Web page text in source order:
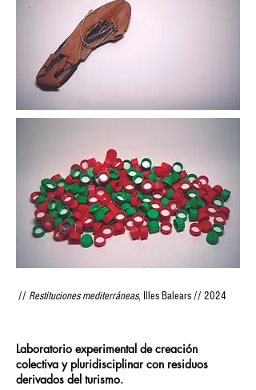
// Restituciones mediterráneas, Illes Balears // 2024
Laboratorio experimental de creación
colectiva y pluridisciplinar con residuos
derivados del turismo.